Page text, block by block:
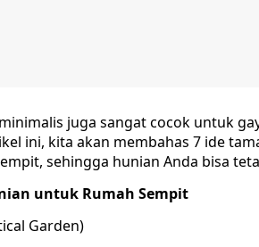
juga sangat cocok untuk
ini, kita akan membahas 7 ide
sehingga hunian Anda bisa
untuk Rumah Sempit
Garden)